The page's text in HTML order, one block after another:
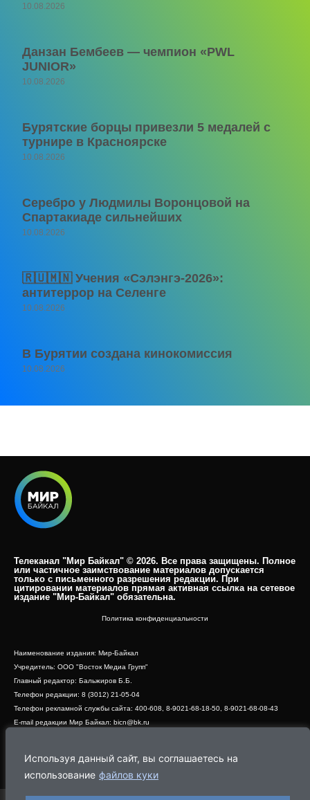
Используя данный сайт, вы соглашаетесь на
использование файлов куки
10.08.2026
Данзан Бембеев — чемпион «PWL
JUNIOR»
10.08.2026
Бурятские борцы привезли 5 медалей с
турнире в Красноярске
10.08.2026
Серебро у Людмилы Воронцовой на
Спартакиаде сильнейших
10.08.2026
🇷🇺🇲🇳 Учения «Сэлэнгэ-2026»:
антитеррор на Селенге
10.08.2026
В Бурятии создана кинокомиссия
10.08.2026
Телеканал "Мир Байкал" © 2026. Все права защищены. Полное
или частичное заимствование материалов допускается
только с письменного разрешения редакции. При
цитировании материалов прямая активная ссылка на сетевое
издание "Мир-Байкал" обязательна.​
Политика конфиденциальности
Наименование издания: Мир-Байкал
Учредитель: ООО "Восток Медиа Групп"
Главный редактор: Бальжиров Б.Б.
Телефон редакции: 8 (3012) 21-05-04
Телефон рекламной службы сайта: 400-608, 8-9021-68-18-50, 8-9021-68-08-43
E-mail редакции Мир Байкал: bicn@bk.ru
Адрес редакции: 670000, г. Улан-Удэ, ул. Профсоюзная, дом 44, офис 1